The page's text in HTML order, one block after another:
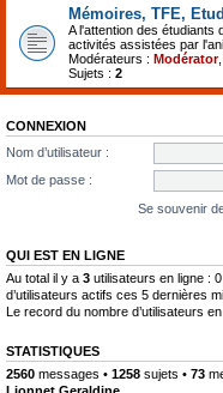
Mémoires, TFE,
A l'attention des étudiants
activités assistées par
Modérateurs : Modérator,
Sujets : 2
CONNEXION
Nom d’utilisateur :
Mot de passe :
Se souvenir
QUI EST EN LIGNE
Au total il y a 3 utilisateurs en ligne :
d’utilisateurs actifs ces 5 dernières
Le record du nombre d’utilisateurs
STATISTIQUES
2560 messages • 1258 sujets • 73
Lionnet Geraldine